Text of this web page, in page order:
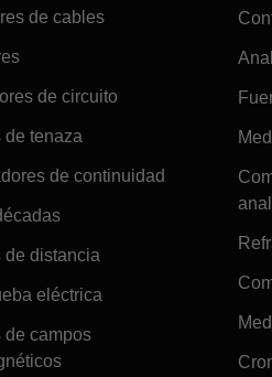
de cables
de circuito
de tenaza
de continuidad
de distancia
eléctrica
de campos